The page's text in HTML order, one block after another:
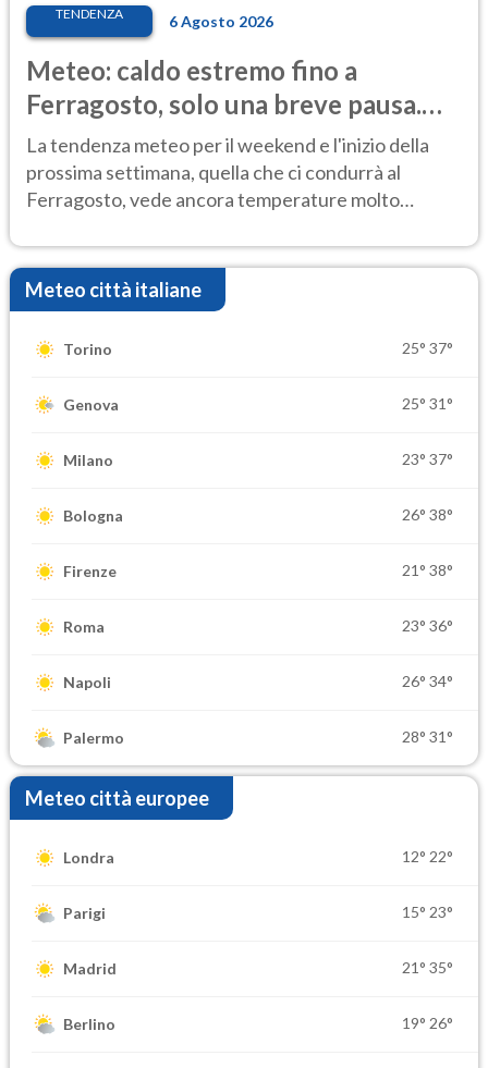
TENDENZA 6 Agosto 2026
Meteo: caldo estremo fino a
Ferragosto, solo una breve pausa.
Ecco dove
La tendenza meteo per il weekend e l'inizio della
prossima settimana, quella che ci condurrà al
Ferragosto, vede ancora temperature molto
Meteo città italiane
Torino 25° 37°
Genova 25° 31°
Milano 23° 37°
Bologna 26° 38°
Firenze 21° 38°
Roma 23° 36°
Napoli 26° 34°
Palermo 28° 31°
Meteo città europee
Londra 12° 22°
Parigi 15° 23°
Madrid 21° 35°
Berlino 19° 26°